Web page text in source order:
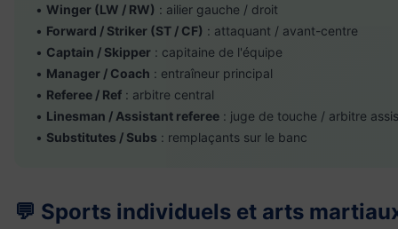
• Winger (LW / RW) : ailier gauche / droit
• Forward / Striker (ST / CF) : attaquant / avant-centre
• Captain / Skipper : capitaine de l'équipe
• Manager / Coach : entraîneur principal
• Referee / Ref : arbitre central
• Linesman / Assistant referee : juge de touche / arbitre
• Substitutes / Subs : remplaçants sur le banc
💬 Sports individuels et arts